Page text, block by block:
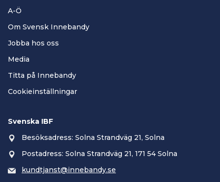
A-Ö
Om Svensk Innebandy
Jobba hos oss
Media
Titta på Innebandy
Cookieinställningar
Svenska IBF
Besöksadress: Solna Strandväg 21, Solna
Postadress: Solna Strandväg 21, 171 54 Solna
kundtjanst@innebandy.se